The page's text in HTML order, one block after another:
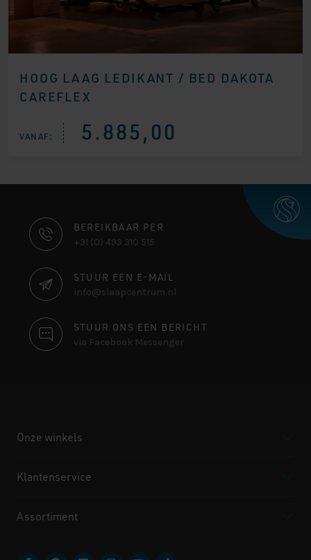
HOOG LAAG LEDIKANT / BED DAKOTA
CAREFLEX
VANAF: 5.885,00
CONTACT
INFORMATIE
BEREIKBAAR PER
+31 (0) 493 310 515
STUUR EEN E-MAIL
info@slaapcentrum.nl
STUUR ONS EEN BERICHT
via Facebook Messenger
Onze winkels
Klantenservice
Assortiment